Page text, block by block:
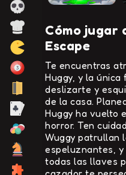
Cómo jugar
Escape
Te encuentras
Huggy, y la única
deslizarte y
de la casa.
Huggy ha vuelto
horror. Ten
Wuggy patrullan
espeluznantes, y
todas las llaves